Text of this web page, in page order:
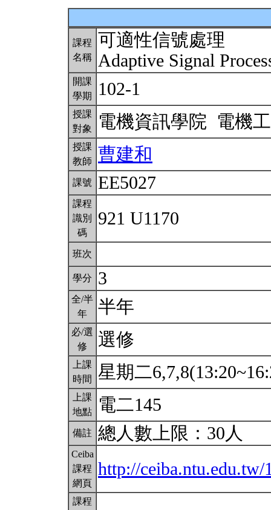
課程
名稱
可適性信號處理
Adaptive Signal
開課
學期
102-1
授課
對象
電機資訊學院 電機
授課
教師
曹建和
課號 EE5027
課程
識別
碼
921 U1170
班次
學分 3
全/半
年
半年
必/選
修
選修
上課
時間
星期二
上課
地點
電二145
備註 總人數上限：30人
Ceiba
課程
網頁
http://ceiba.ntu.edu.tw/
課程